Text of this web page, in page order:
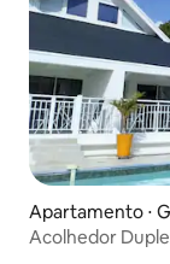
Apartamento ⋅
Acolhedor